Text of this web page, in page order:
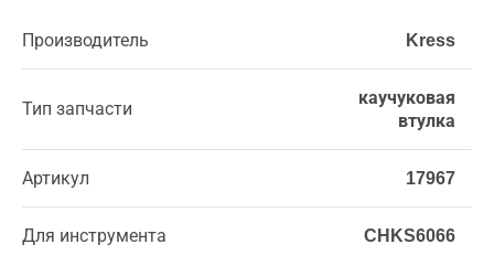
Производитель Kress
Тип запчасти
каучуковая
втулка
Артикул 17967
Для инструмента CHKS6066